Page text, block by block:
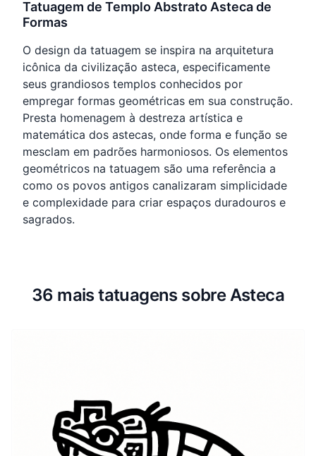
Tatuagem de Templo Abstrato Asteca de
Formas
O design da tatuagem se inspira na arquitetura
icônica da civilização asteca, especificamente
seus grandiosos templos conhecidos por
empregar formas geométricas em sua construção.
Presta homenagem à destreza artística e
matemática dos astecas, onde forma e função se
mesclam em padrões harmoniosos. Os elementos
geométricos na tatuagem são uma referência a
como os povos antigos canalizaram simplicidade
e complexidade para criar espaços duradouros e
sagrados.
36 mais tatuagens sobre Asteca